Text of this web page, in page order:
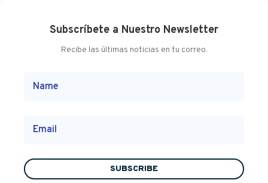
Subscríbete a Nuestro Newsletter
Recibe las últimas noticias en tu correo.
SUBSCRIBE